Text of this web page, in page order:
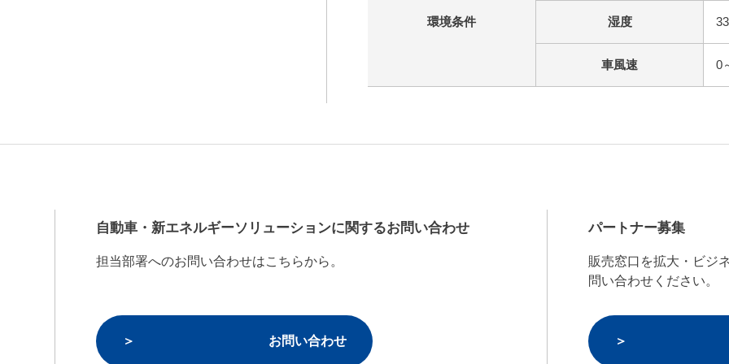
環境条件 湿度
車風速 0
自動車・新エネルギーソリューションに関するお問い合わせ
担当部署へのお問い合わせはこちらから。
お問い合わせ
パートナー募集
販売窓口を拡大・ビジ
問い合わせください。